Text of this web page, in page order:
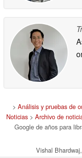
> Análisis y pruebas de
Noticias > Archivo de
Google de años para
Vishal